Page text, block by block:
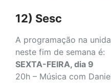
12) Sesc
A programação na
neste fim de semana é:
SEXTA-FEIRA, dia 9
20h – Música com